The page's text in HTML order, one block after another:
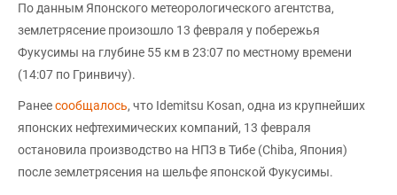
По данным Японского метеорологического агентства,
землетрясение произошло 13 февраля у побережья
Фукусимы на глубине 55 км в 23:07 по местному времени
(14:07 по Гринвичу).
Ранеесообщалось, что Idemitsu Kosan, одна из крупнейших
японских нефтехимических компаний, 13 февраля
остановила производство на НПЗ в Тибе (Chiba, Япония)
после землетрясения на шельфе японской Фукусимы.